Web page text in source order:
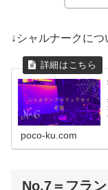
↓シャルナークに
poco-ku.com
No.7＝フラ